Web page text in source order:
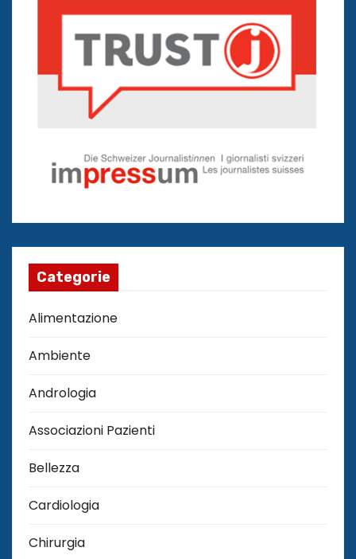
Categorie
Alimentazione
Ambiente
Andrologia
Associazioni Pazienti
Bellezza
Cardiologia
Chirurgia